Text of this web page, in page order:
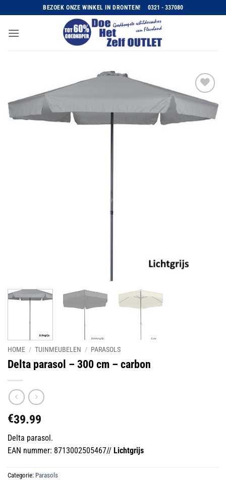
naar
inhoud
BEZOEK ONZE WINKEL IN DRONTEN! 0321 - 337080
Toevoegen
wenslijst
HOME / TUINMEUBELEN / PARASOLS
Delta parasol – 300 cm – carbon
€39.99
Delta parasol.
EAN nummer: 8713002505467// Lichtgrijs
Categorie: Parasols